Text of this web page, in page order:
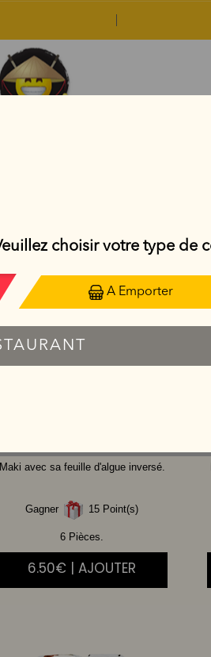
Maki avec sa feuille d'algue inversé.
Gagner 15 Point(s)
6 Pièces.
6.50€ | AJOUTER